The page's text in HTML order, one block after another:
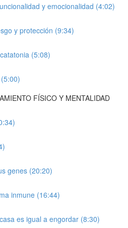
y emocionalidad (4:02)
y protección (9:34)
(5:08)
FÍSICO Y MENTALIDAD
genes (20:20)
inmune (16:44)
es igual a engordar (8:30)